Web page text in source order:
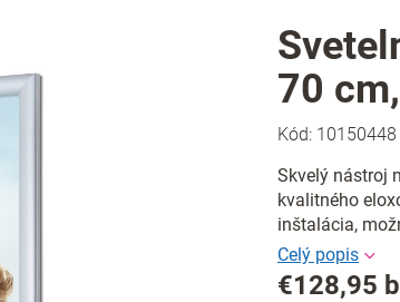
70
Kód: 10150448
Skvelý nástroj
kvalitného
inštalácia,
€128,95